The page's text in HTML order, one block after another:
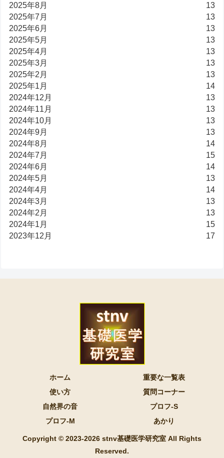
2025年8月
13
2025年7月
13
2025年6月
13
2025年5月
13
2025年4月
13
2025年3月
13
2025年2月
13
2025年1月
14
2024年12月
13
2024年11月
13
2024年10月
13
2024年9月
13
2024年8月
14
2024年7月
15
2024年6月
14
2024年5月
13
2024年4月
14
2024年3月
13
2024年2月
13
2024年1月
15
2023年12月
17
ホーム
重要な一覧表
使い方
質問コーナー
自然界の音
プロフ-S
プロフ-M
あかり
Copyright © 2023-2026 stnv基礎医学研究室 All Rights
Reserved.